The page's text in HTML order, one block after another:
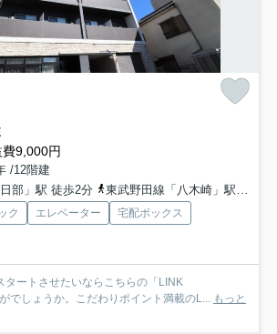
9,000円
/12階建
部」駅 徒歩2分
東武野田線「八木崎」駅 徒歩16分
ク エレベーター
宅配ボックス
タートさせたいならこちらの「LINK
でしょうか。こだわりポイント満載のL... もっと